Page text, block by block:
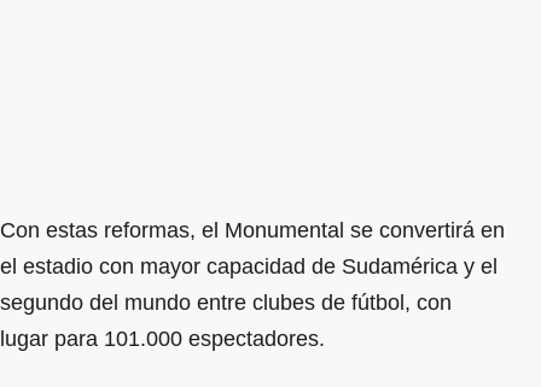
Con estas reformas, el Monumental se convertirá en
el estadio con mayor capacidad de Sudamérica y el
segundo del mundo entre clubes de fútbol, con
lugar para 101.000 espectadores.